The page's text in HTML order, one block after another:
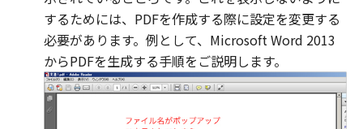
するためには、PDFを作成する際に設定を変更する
必要があります。例として、Microsoft Word 2013
からPDFを生成する手順をご説明します。